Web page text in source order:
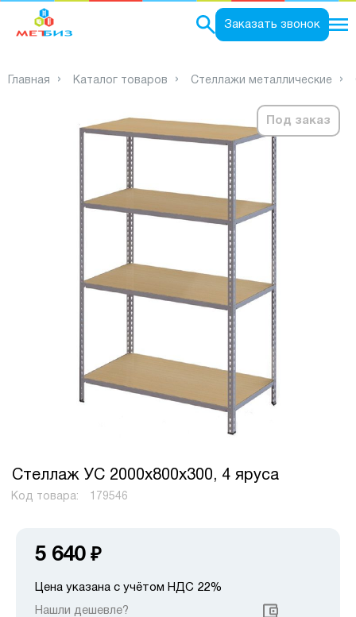
Заказать звонок
Главная Каталог товаров Стеллажи металлические
Под заказ
Стеллаж УС 2000х800х300, 4 яруса
Код товара: 179546
5 640 ₽
Цена указана с учётом НДС 22%
Нашли дешевле?